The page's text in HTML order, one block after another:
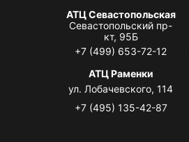
АТЦ Севастопольская
Севастопольский пр-
кт, 95Б
+7 (499) 653-72-12
АТЦ Раменки
ул. Лобачевского, 114
+7 (495) 135-42-87